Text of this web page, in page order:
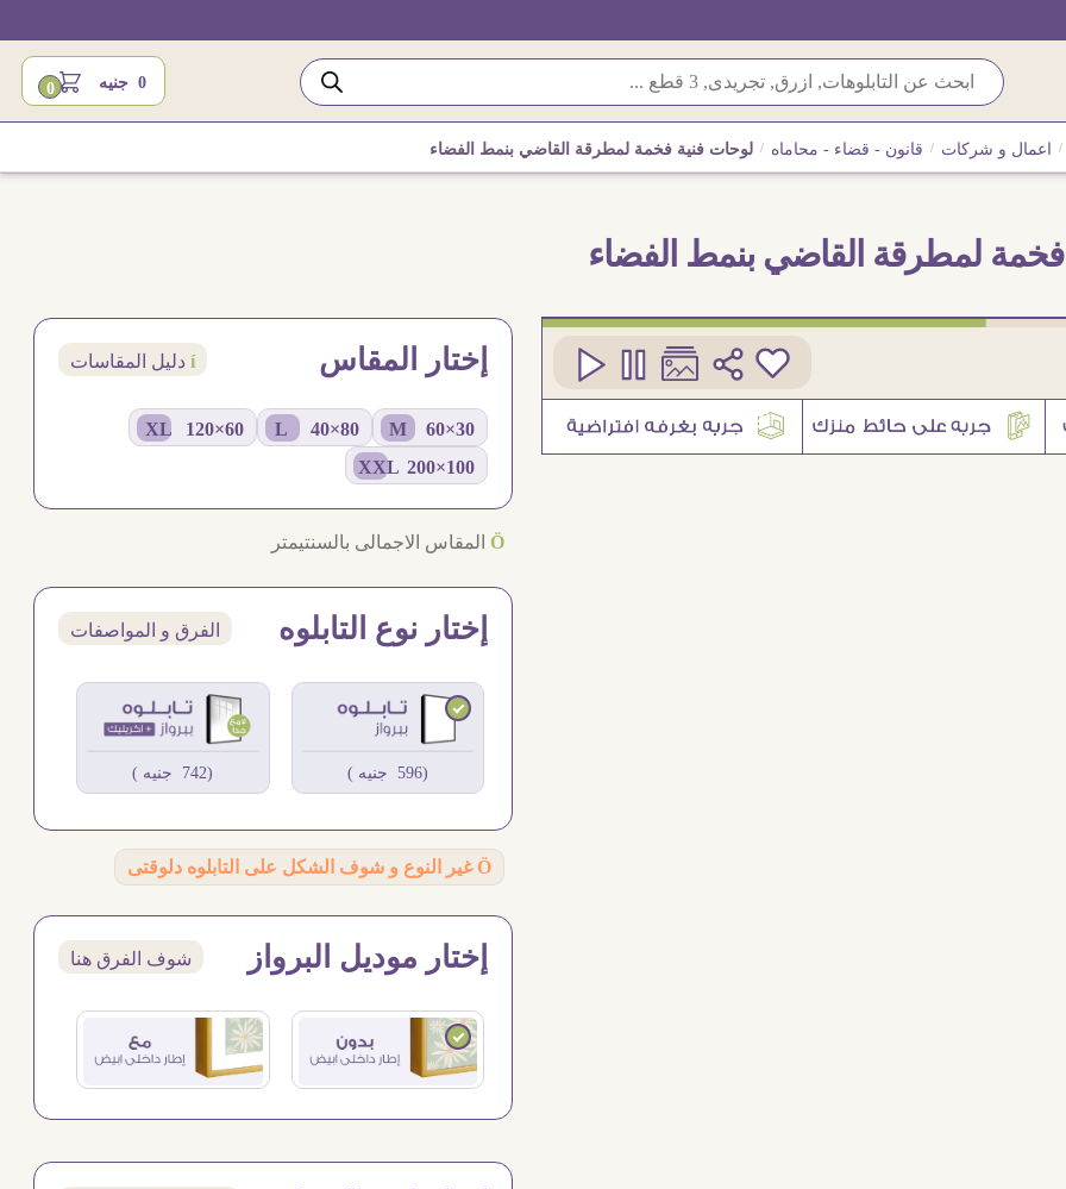
0 جنيه 0
/ اعمال و شركات / قانون - قضاء - محاماه / لوحات فنية فخمة لمطرقة القاضي بنمط الفضاء
لمطرقة القاضي بنمط الفضاء
إختار المقاس í دليل المقاسات
30×60 M
80×40 L
60×120 XL
100×200 XXL
Öالمقاس الاجمالى بالسنتيمتر
إختار نوع التابلوه الفرق و المواصفات
(596 جنيه ) (742 جنيه )
Ö غير النوع و شوف الشكل على التابلوه دلوقتى
إختار موديل البرواز شوف الفرق هنا